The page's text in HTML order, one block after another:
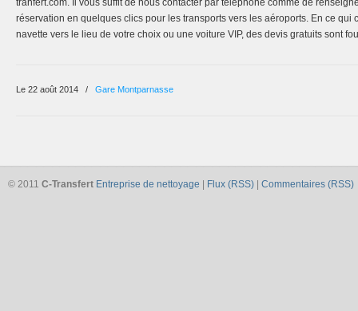
tranfert.com. Il vous suffit de nous contacter par téléphone comme de
réservation en quelques clics pour les transports vers les aéroports. En ce qui
navette vers le lieu de votre choix ou une voiture VIP, des devis gratuits sont
Le 22 août 2014 / Gare Montparnasse
© 2011 C-Transfert Entreprise de nettoyage Flux (RSS) Commentaires (RSS)